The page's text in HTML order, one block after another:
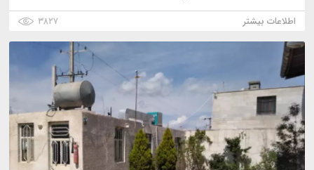
اطلاعات بیشتر
۳۸۲۷